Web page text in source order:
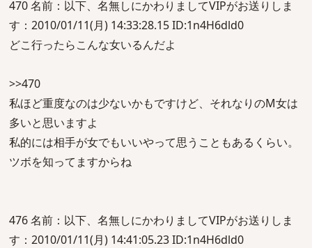
470 名前：以下、名無しにかわりましてVIPがお送りしま
す：2010/01/11(月) 14:33:28.15 ID:1n4H6dld0
どこ行ったらこんな女いるんだよ
>>470
私ほど重度なのは少ないかもですけど、それなりのM女は
多いと思いますよ
私的には相手が女でもいいやって思うこともあるくらい。
ツボを知ってますからね
476 名前：以下、名無しにかわりましてVIPがお送りしま
す：2010/01/11(月) 14:41:05.23 ID:1n4H6dld0